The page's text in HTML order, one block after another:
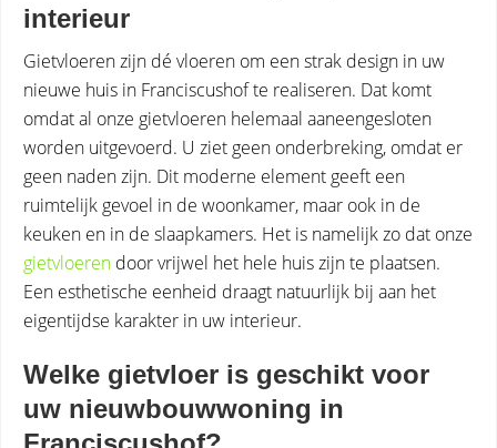
interieur
Gietvloeren zijn dé vloeren om een strak design in uw
nieuwe huis in Franciscushof te realiseren. Dat komt
omdat al onze gietvloeren helemaal aaneengesloten
worden uitgevoerd. U ziet geen onderbreking, omdat er
geen naden zijn. Dit moderne element geeft een
ruimtelijk gevoel in de woonkamer, maar ook in de
keuken en in de slaapkamers. Het is namelijk zo dat onze
gietvloeren door vrijwel het hele huis zijn te plaatsen.
Een esthetische eenheid draagt natuurlijk bij aan het
eigentijdse karakter in uw interieur.
Welke gietvloer is geschikt voor
uw nieuwbouwwoning in